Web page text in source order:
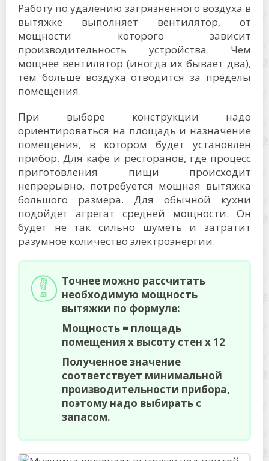
Работу по удалению загрязненного воздуха в
вытяжке выполняет вентилятор, от
мощности которого зависит
производительность устройства. Чем
мощнее вентилятор (иногда их бывает два),
тем больше воздуха отводится за пределы
помещения.
При выборе конструкции надо
ориентироваться на площадь и назначение
помещения, в котором будет установлен
прибор. Для кафе и ресторанов, где процесс
приготовления пищи происходит
непрерывно, потребуется мощная вытяжка
большого размера. Для обычной кухни
подойдет агрегат средней мощности. Он
будет не так сильно шуметь и затратит
разумное количество электроэнергии.
Точнее можно рассчитать
необходимую мощность
вытяжки по формуле:
Мощность = площадь
помещения х высоту стен х12
Полученное значение
соответствует минимальной
производительности прибора,
поэтому надо выбирать с
запасом.